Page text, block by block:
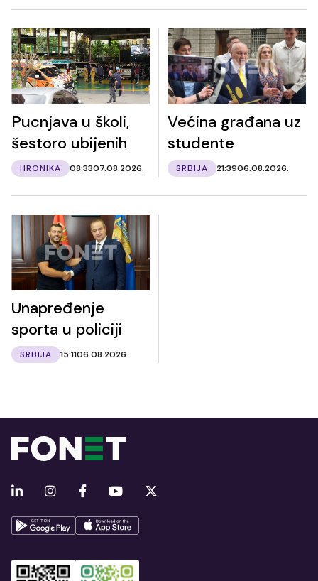
Pucnjava u školi,
šestoro ubijenih
HRONIKA 08:3307.08.2026.
Većina građana uz
studente
SRBIJA 21:3906.08.2026.
Unapređenje
sporta u policiji
SRBIJA 15:1106.08.2026.